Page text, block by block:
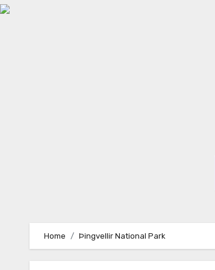
Zum
Home Þingvellir National Park